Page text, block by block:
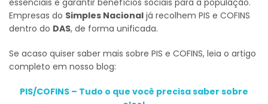
essenciais e garantir benefícios sociais para a população.
Empresas do Simples Nacional já recolhem PIS e COFINS
dentro do DAS, de forma unificada.
Se acaso quiser saber mais sobre PIS e COFINS, leia o artigo
completo em nosso blog:
PIS/COFINS – Tudo o que você precisa saber sobre